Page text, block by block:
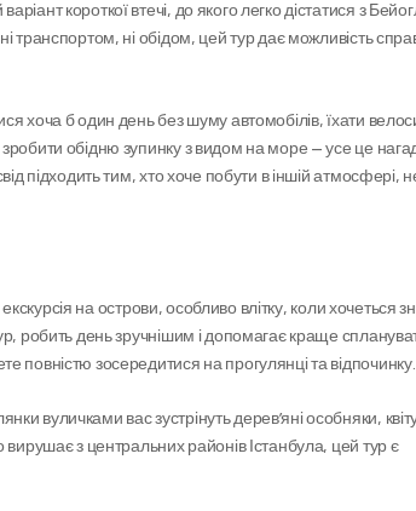
короткої втечі, до якого легко дістатися з
транспортом, ні обідом, цей тур дає можливість
хоча б один день без шуму автомобілів, їхати
обідню зупинку з видом на море — усе це
підходить тим, хто хоче побути в іншій атмосфері,
на острови, особливо влітку, коли хочеться
робить день зручнішим і допомагає краще
повністю зосередитися на прогулянці та відпочинку.
вуличками вас зустрінуть дерев’яні особняки,
з центральних районів Істанбула, цей тур є